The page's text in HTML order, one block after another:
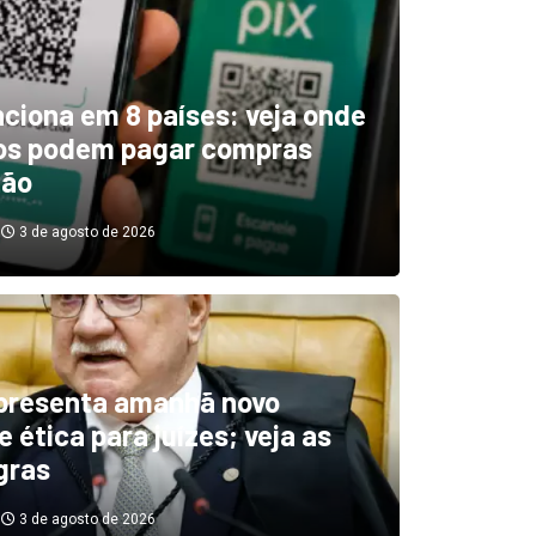
indica El Niño
diminuindo chuvas e
secas de rios
3 de agosto de 2026
em 8 países: veja onde
podem pagar compras
3 de agosto de 2026
amanhã novo
ética para juízes; veja as
3 de agosto de 2026